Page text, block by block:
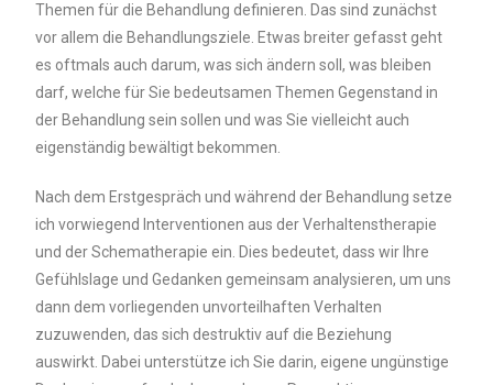
Themen für die Behandlung definieren. Das sind zunächst
vor allem die Behandlungsziele. Etwas breiter gefasst geht
es oftmals auch darum, was sich ändern soll, was bleiben
darf, welche für Sie bedeutsamen Themen Gegenstand in
der Behandlung sein sollen und was Sie vielleicht auch
eigenständig bewältigt bekommen.
Nach dem Erstgespräch und während der Behandlung setze
ich vorwiegend Interventionen aus der Verhaltenstherapie
und der Schematherapie ein. Dies bedeutet, dass wir Ihre
Gefühlslage und Gedanken gemeinsam analysieren, um uns
dann dem vorliegenden unvorteilhaften Verhalten
zuzuwenden, das sich destruktiv auf die Beziehung
auswirkt. Dabei unterstütze ich Sie darin, eigene ungünstige